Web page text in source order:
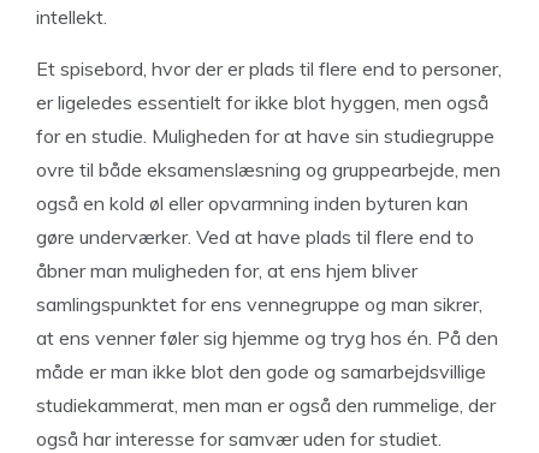
intellekt.
Et spisebord, hvor der er plads til flere end to personer,
er ligeledes essentielt for ikke blot hyggen, men også
for en studie. Muligheden for at have sin studiegruppe
ovre til både eksamenslæsning og gruppearbejde, men
også en kold øl eller opvarmning inden byturen kan
gøre underværker. Ved at have plads til flere end to
åbner man muligheden for, at ens hjem bliver
samlingspunktet for ens vennegruppe og man sikrer,
at ens venner føler sig hjemme og tryg hos én. På den
måde er man ikke blot den gode og samarbejdsvillige
studiekammerat, men man er også den rummelige, der
også har interesse for samvær uden for studiet.